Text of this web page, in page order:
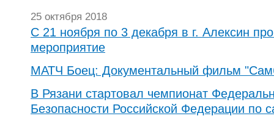
25 октября 2018
С 21 ноября по 3 декабря в г. Алексин
мероприятие
МАТЧ Боец: Документальный фильм
В Рязани стартовал чемпионат
Безопасности Российской Федерации по